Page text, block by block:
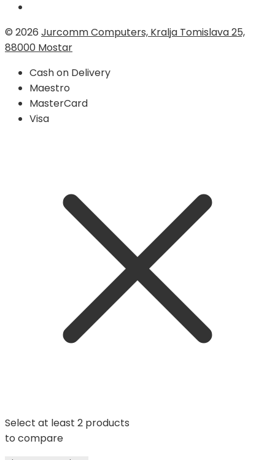
© 2026 Jurcomm Computers, Kralja Tomislava 25,
88000 Mostar
Cash on Delivery
Maestro
MasterCard
Visa
Select at least 2 products
to compare